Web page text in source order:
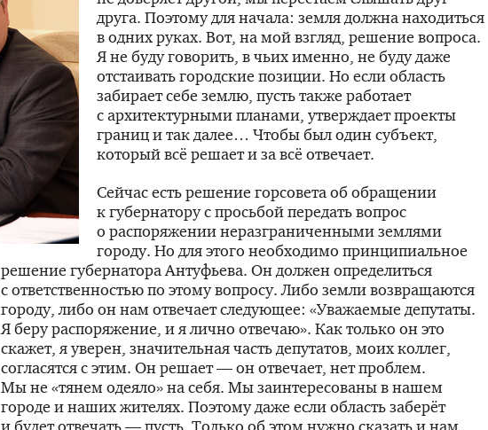
друга. Поэтому для начала: земля должна находиться
в одних руках. Вот, на мой взгляд, решение вопроса.
Я не буду говорить, в чьих именно, не буду даже
отстаивать городские позиции. Но если область
забирает себе землю, пусть также работает
с архитектурными планами, утверждает проекты
границ и так далее… Чтобы был один субъект,
который всё решает и за всё отвечает.
Сейчас есть решение горсовета об обращении
к губернатору с просьбой передать вопрос
о распоряжении неразграниченными землями
городу. Но для этого необходимо принципиальное
решение губернатора Антуфьева. Он должен определиться
с ответственностью по этому вопросу. Либо земли возвращаются
городу, либо он нам отвечает следующее: «Уважаемые депутаты.
Я беру распоряжение, и я лично отвечаю». Как только он это
скажет, я уверен, значительная часть депутатов, моих коллег,
согласятся с этим. Он решает — он отвечает, нет проблем.
Мы не «тянем одеяло» на себя. Мы заинтересованы в нашем
городе и наших жителях. Поэтому даже если область заберёт
и будет отвечать — пусть. Только об этом нужно сказать и нам,